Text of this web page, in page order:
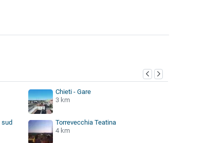
Chieti - Gare
3 km
sud
Torrevecchia Teatina
4 km